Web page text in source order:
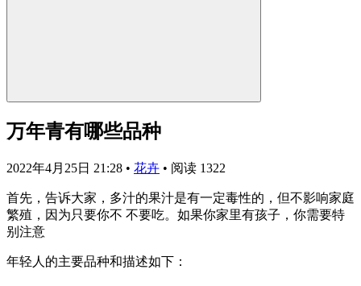
万年青有哪些品种
2022年4月25日 21:28 • 花卉 • 阅读 1322
首先，告诉大家，多汁的果汁是有一定毒性的，但不影响家庭
繁殖，因为只要你不 不要吃。如果你家里有孩子，你需要特
别注意
年轻人的主要品种和描述如下：